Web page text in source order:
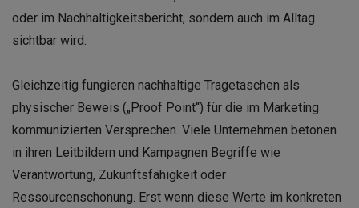
oder im Nachhaltigkeitsbericht, sondern auch im Alltag
sichtbar wird.
Gleichzeitig fungieren nachhaltige Tragetaschen als
physischer Beweis („Proof Point“) für die im Marketing
kommunizierten Versprechen. Viele Unternehmen betonen
in ihren Leitbildern und Kampagnen Begriffe wie
Verantwortung, Zukunftsfähigkeit oder
Ressourcenschonung. Erst wenn diese Werte im konkreten